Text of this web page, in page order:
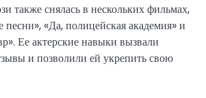
также снялась в нескольких фильмах,
«Да, полицейская академия» и
Ее актерские навыки вызвали
и позволили ей укрепить свою